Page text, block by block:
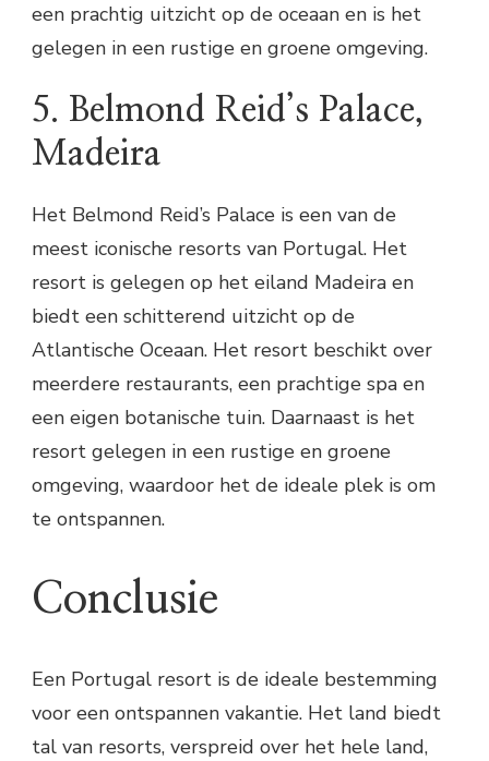
een prachtig uitzicht op de oceaan en is het
gelegen in een rustige en groene omgeving.
5. Belmond Reid’s Palace,
Madeira
Het Belmond Reid’s Palace is een van de
meest iconische resorts van Portugal. Het
resort is gelegen op het eiland Madeira en
biedt een schitterend uitzicht op de
Atlantische Oceaan. Het resort beschikt over
meerdere restaurants, een prachtige spa en
een eigen botanische tuin. Daarnaast is het
resort gelegen in een rustige en groene
omgeving, waardoor het de ideale plek is om
te ontspannen.
Conclusie
Een Portugal resort is de ideale bestemming
voor een ontspannen vakantie. Het land biedt
tal van resorts, verspreid over het hele land,